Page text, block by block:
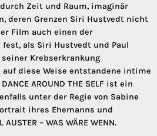
Zeit und Raum, imaginär
deren Grenzen Siri Hustvedt nicht
Film auch einen der
als Siri Hustvedt und Paul
Krebserkrankung
diese Weise entstandene intime
AROUND THE SELF ist ein
unter der Regie von Sabine
ihres Ehemanns und
– WAS WÄRE WENN.